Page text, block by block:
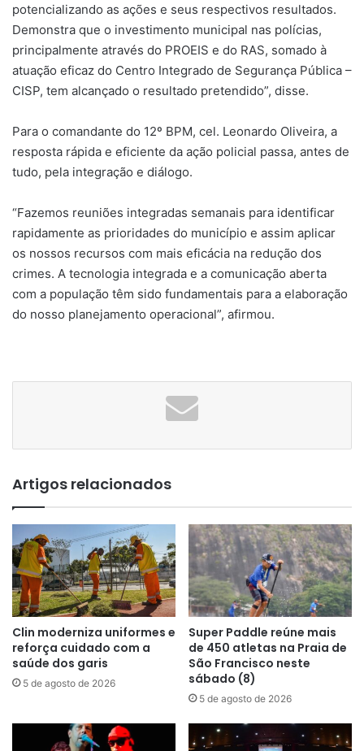
potencializando as ações e seus respectivos resultados.
Demonstra que o investimento municipal nas polícias,
principalmente através do PROEIS e do RAS, somado à
atuação eficaz do Centro Integrado de Segurança Pública –
CISP, tem alcançado o resultado pretendido”, disse.
Para o comandante do 12º BPM, cel. Leonardo Oliveira, a
resposta rápida e eficiente da ação policial passa, antes de
tudo, pela integração e diálogo.
“Fazemos reuniões integradas semanais para identificar
rapidamente as prioridades do município e assim aplicar
os nossos recursos com mais eficácia na redução dos
crimes. A tecnologia integrada e a comunicação aberta
com a população têm sido fundamentais para a elaboração
do nosso planejamento operacional”, afirmou.
Artigos relacionados
Clin moderniza uniformes e
reforça cuidado com a
saúde dos garis
5 de agosto de 2026
Super Paddle reúne mais
de 450 atletas na Praia de
São Francisco neste
sábado (8)
5 de agosto de 2026